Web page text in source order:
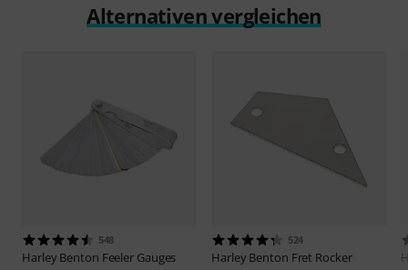
Alternativen vergleichen
548
Harley Benton Feeler Gauges
524
Harley Benton Fret Rocker